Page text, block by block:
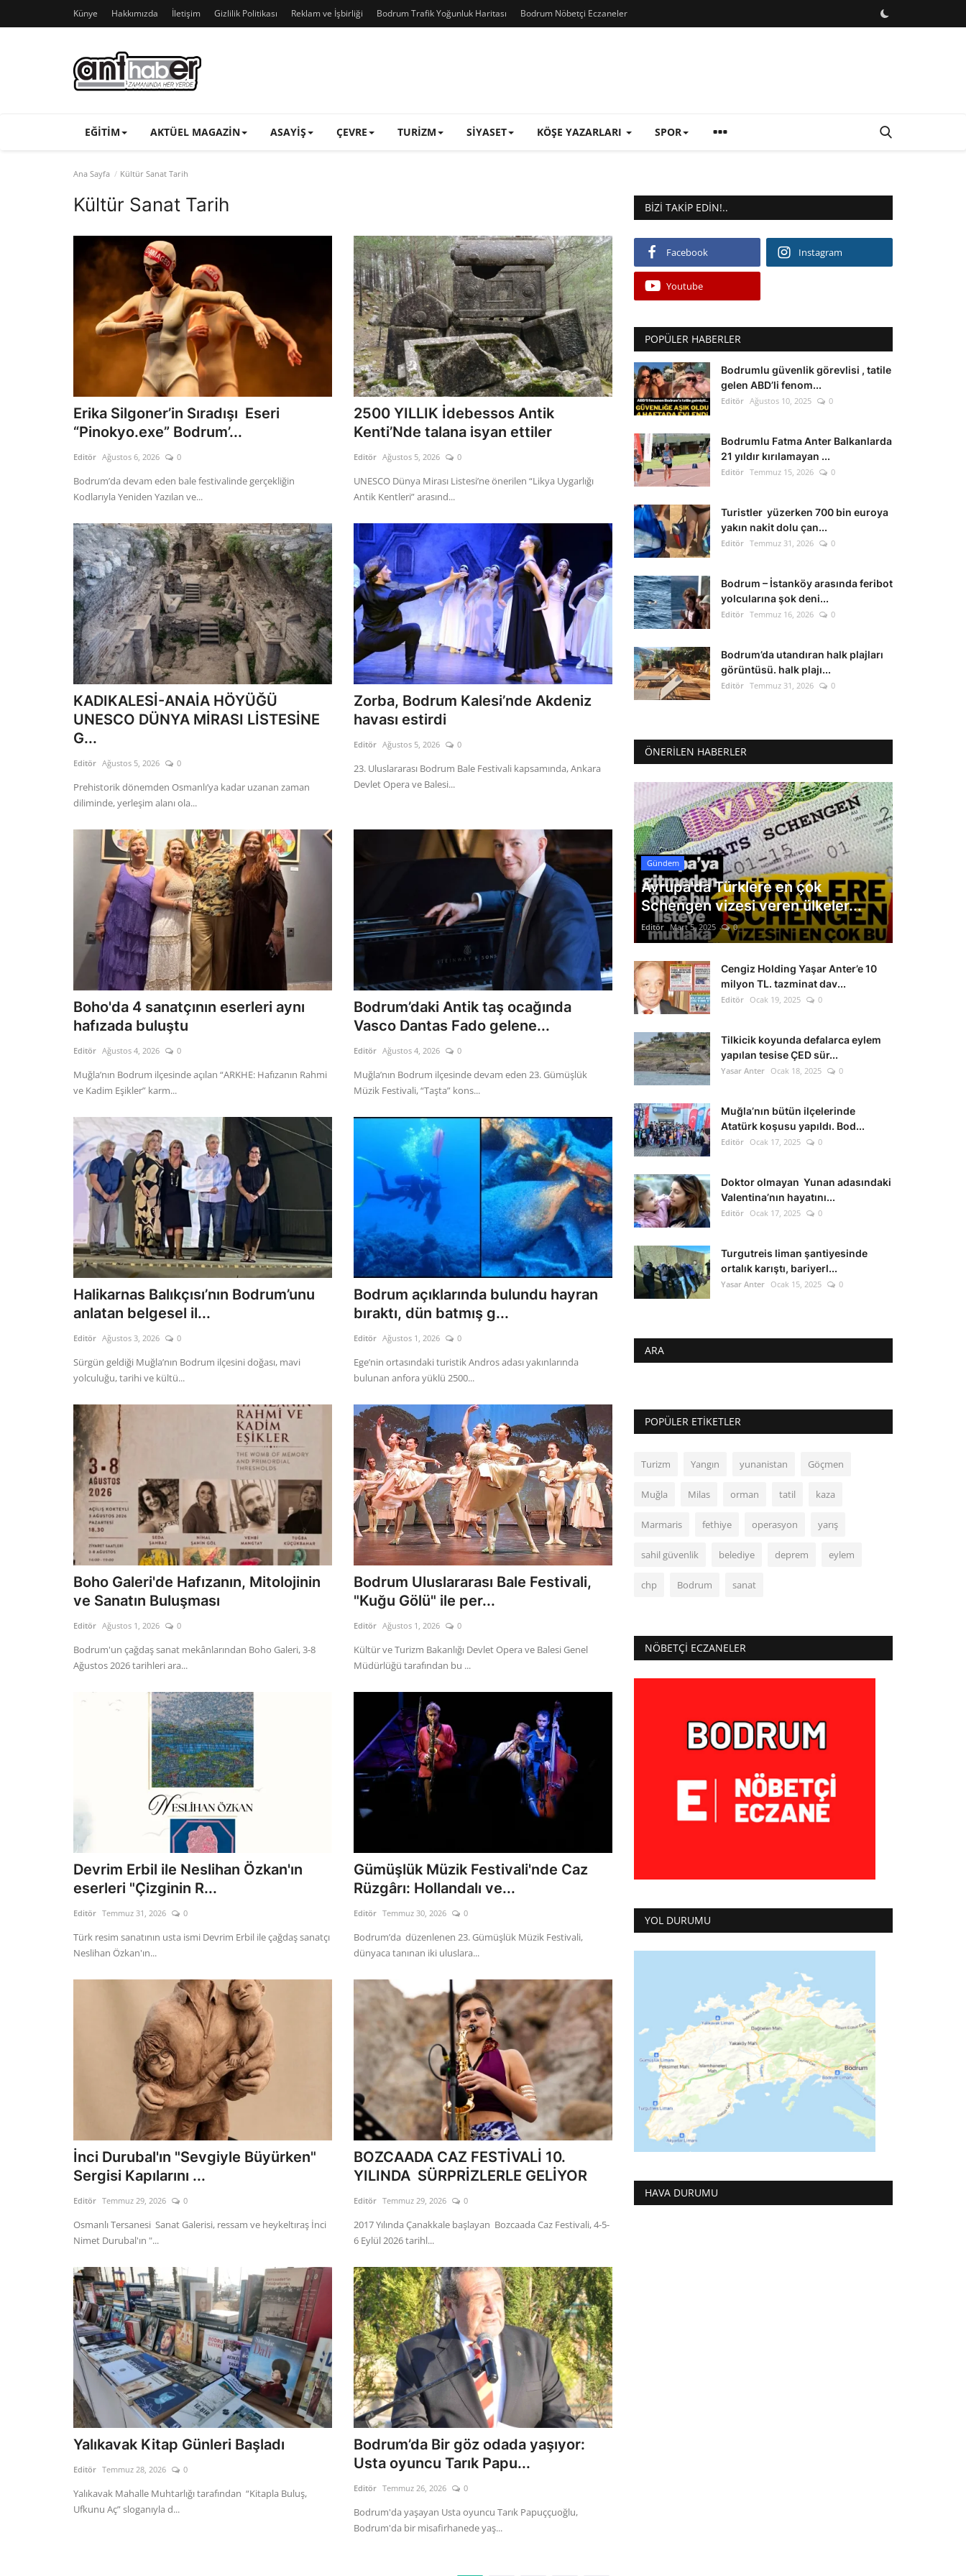
Künye Hakkımızda İletişim Gizlilik Politikası Reklam ve İşbirliği Bodrum Trafik Yoğunluk Haritası Bodrum Nöbetçi Eczaneler
EĞITIM AKTÜEL MAGAZIN ASAYIŞ ÇEVRE TURIZM SIYASET KÖŞE YAZARLARI SPOR
Ana Sayfa Kültür Sanat Tarih
Kültür Sanat Tarih
Erika Silgoner’in Sıradışı Eseri
“Pinokyo.exe” Bodrum’...
Editör Ağustos 6, 2026 0
Bodrum’da devam eden bale festivalinde gerçekliğin
Kodlarıyla Yeniden Yazılan ve...
2500 YILLIK İdebessos Antik
Kenti’Nde talana isyan ettiler
Editör Ağustos 5, 2026 0
UNESCO Dünya Mirası Listesi’ne önerilen “Likya Uygarlığı
Antik Kentleri” arasınd...
KADIKALESİ-ANAİA HÖYÜĞÜ
UNESCO DÜNYA MİRASI LİSTESİNE
G...
Editör Ağustos 5, 2026 0
Prehistorik dönemden Osmanlı’ya kadar uzanan zaman
diliminde, yerleşim alanı ola...
Zorba, Bodrum Kalesi’nde Akdeniz
havası estirdi
Editör Ağustos 5, 2026 0
23. Uluslararası Bodrum Bale Festivali kapsamında, Ankara
Devlet Opera ve Balesi...
Boho'da 4 sanatçının eserleri aynı
hafızada buluştu
Editör Ağustos 4, 2026 0
Muğla’nın Bodrum ilçesinde açılan “ARKHE: Hafızanın Rahmi
ve Kadim Eşikler” karm...
Bodrum’daki Antik taş ocağında
Vasco Dantas Fado gelene...
Editör Ağustos 4, 2026 0
Muğla’nın Bodrum ilçesinde devam eden 23. Gümüşlük
Müzik Festivali, “Taşta” kons...
Halikarnas Balıkçısı’nın Bodrum’unu
anlatan belgesel il...
Editör Ağustos 3, 2026 0
Sürgün geldiği Muğla’nın Bodrum ilçesini doğası, mavi
yolculuğu, tarihi ve kültü...
Bodrum açıklarında bulundu hayran
bıraktı, dün batmış g...
Editör Ağustos 1, 2026 0
Ege’nin ortasındaki turistik Andros adası yakınlarında
bulunan anfora yüklü 2500...
Boho Galeri'de Hafızanın, Mitolojinin
ve Sanatın Buluşması
Editör Ağustos 1, 2026 0
Bodrum'un çağdaş sanat mekânlarından Boho Galeri, 3-8
Ağustos 2026 tarihleri ara...
Bodrum Uluslararası Bale Festivali,
"Kuğu Gölü" ile per...
Editör Ağustos 1, 2026 0
Kültür ve Turizm Bakanlığı Devlet Opera ve Balesi Genel
Müdürlüğü tarafından bu ...
Devrim Erbil ile Neslihan Özkan'ın
eserleri "Çizginin R...
Editör Temmuz 31, 2026 0
Türk resim sanatının usta ismi Devrim Erbil ile çağdaş sanatçı
Neslihan Özkan'ın...
Gümüşlük Müzik Festivali'nde Caz
Rüzgârı: Hollandalı ve...
Editör Temmuz 30, 2026 0
Bodrum’da düzenlenen 23. Gümüşlük Müzik Festivali,
dünyaca tanınan iki uluslara...
İnci Durubal'ın "Sevgiyle Büyürken"
Sergisi Kapılarını ...
Editör Temmuz 29, 2026 0
Osmanlı Tersanesi Sanat Galerisi, ressam ve heykeltıraş İnci
Nimet Durubal'ın "...
BOZCAADA CAZ FESTİVALİ 10.
YILINDA SÜRPRİZLERLE GELİYOR
Editör Temmuz 29, 2026 0
2017 Yılında Çanakkale başlayan Bozcaada Caz Festivali, 4-5-
6 Eylül 2026 tarihl...
Yalıkavak Kitap Günleri Başladı
Editör Temmuz 28, 2026 0
Yalıkavak Mahalle Muhtarlığı tarafından “Kitapla Buluş,
Ufkunu Aç” sloganıyla d...
Bodrum’da Bir göz odada yaşıyor:
Usta oyuncu Tarık Papu...
Editör Temmuz 26, 2026 0
Bodrum'da yaşayan Usta oyuncu Tarık Papuççuoğlu,
Bodrum'da bir misafirhanede yaş...
BIZI TAKIP EDIN!..
Facebook Instagram
Youtube
POPÜLER HABERLER
Bodrumlu güvenlik görevlisi , tatile
gelen ABD’li fenom...
Editör Ağustos 10, 2025 0
Bodrumlu Fatma Anter Balkanlarda
21 yıldır kırılamayan ...
Editör Temmuz 15, 2026 0
Turistler yüzerken 700 bin euroya
yakın nakit dolu çan...
Editör Temmuz 31, 2026 0
Bodrum – İstanköy arasında feribot
yolcularına şok deni...
Editör Temmuz 16, 2026 0
Bodrum’da utandıran halk plajları
görüntüsü. halk plajı...
Editör Temmuz 31, 2026 0
ÖNERILEN HABERLER
Gündem
Avrupa'da Türklere en çok
Schengen vizesi veren ülkeler...
Editör Mart 5, 2025 0
Cengiz Holding Yaşar Anter’e 10
milyon TL. tazminat dav...
Editör Ocak 19, 2025 0
Tilkicik koyunda defalarca eylem
yapılan tesise ÇED sür...
Yasar Anter Ocak 18, 2025 0
Muğla’nın bütün ilçelerinde
Atatürk koşusu yapıldı. Bod...
Editör Ocak 17, 2025 0
Doktor olmayan Yunan adasındaki
Valentina’nın hayatını...
Editör Ocak 17, 2025 0
Turgutreis liman şantiyesinde
ortalık karıştı, bariyerl...
Yasar Anter Ocak 15, 2025 0
ARA
POPÜLER ETIKETLER
Turizm Yangın yunanistan Göçmen
Muğla Milas orman tatil kaza
Marmaris fethiye operasyon yarış
sahil güvenlik belediye deprem eylem
chp Bodrum sanat
NÖBETÇI ECZANELER
YOL DURUMU
HAVA DURUMU